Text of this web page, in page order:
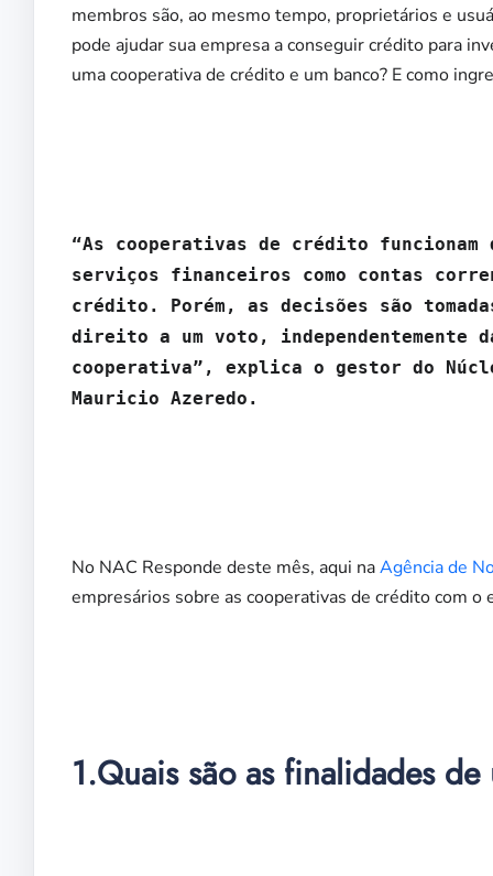
membros são, ao mesmo tempo, proprietários e
pode ajudar sua empresa a conseguir crédito para
uma cooperativa de crédito e um banco? E como
“As cooperativas de crédito funcionam
serviços financeiros como contas
crédito. Porém, as decisões são
direito a um voto, independentemente
cooperativa”, explica o gestor do
Mauricio Azeredo.
No NAC Responde deste mês, aqui naAgência de
empresários sobre as cooperativas de crédito com o
1.Quais são as finalidades